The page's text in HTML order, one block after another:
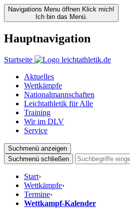
Navigations Menu öffnen Klick mich!
Ich bin das Menü.
Hauptnavigation
Startseite
Aktuelles
Wettkämpfe
Nationalmannschaften
Leichtathletik für Alle
Training
Wir im DLV
Service
Suchmenü anzeigen
Suchmenü schließen
Start›
Wettkämpfe›
Termine›
Wettkampf-Kalender